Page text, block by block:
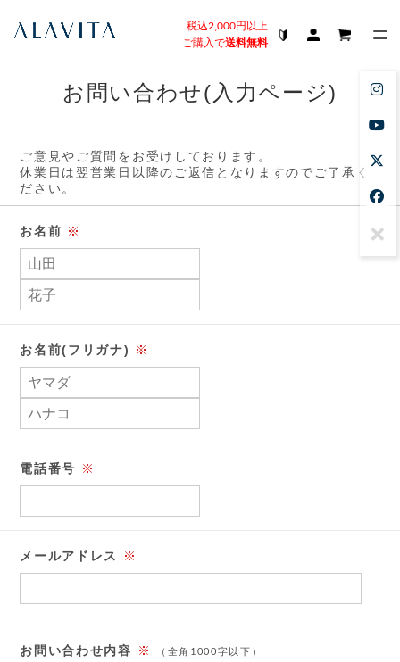
税込2,000円以上
ご購入で送料無料
お問い合わせ(入力ページ)
ご意見やご質問をお受けしております。
休業日は翌営業日以降のご返信となりますのでご了承く
ださい。
お名前 ※
お名前(フリガナ) ※
電話番号 ※
メールアドレス ※
お問い合わせ内容 ※ （全角1000字以下）